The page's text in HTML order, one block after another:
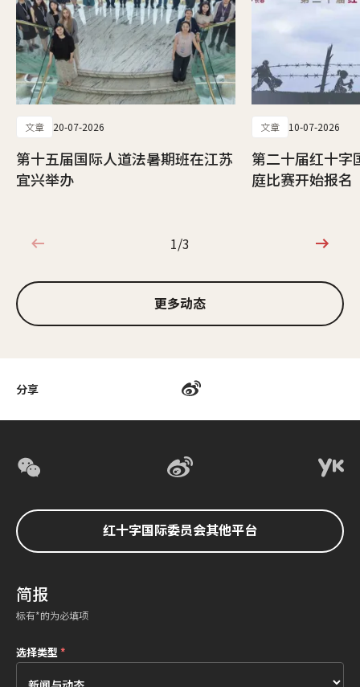
分享
文章 20-07-2026
第十五届国际人道法暑期班在江苏
宜兴举办
文章 10-07-2026
第二十届红十字
庭比赛开始报名
1/3
1/3
更多动态
红十字国际委员会其他平台
简报
标有*的为必填项
选择类型 *